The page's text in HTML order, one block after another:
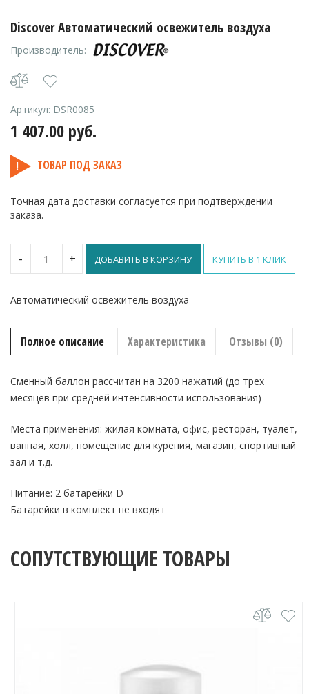
Discover Автоматический освежитель воздуха
Производитель:
Артикул: DSR0085
1 407.00 руб.
ТОВАР ПОД ЗАКАЗ
Точная дата доставки согласуется при подтверждении
заказа.
-
Discover
Автоматический
воздуха
+ ДОБАВИТЬ В КОРЗИНУ КУПИТЬ В 1 КЛИК
Автоматический освежитель воздуха
Полное описание Характеристика Отзывы (0)
Сменный баллон рассчитан на 3200 нажатий (до трех
месяцев при средней интенсивности использования)
Места применения: жилая комната, офис, ресторан, туалет,
ванная, холл, помещение для курения, магазин, спортивный
зал и т.д.
Питание: 2 батарейки D
Батарейки в комплект не входят
СОПУТСТВУЮЩИЕ ТОВАРЫ